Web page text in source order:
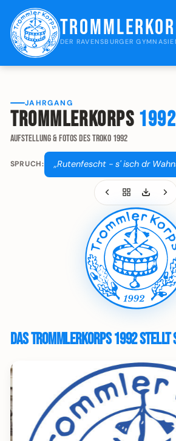
DER RAVENSBURGER
JAHRGANG
Trommlerkorps 1992
Aufstellung & Fotos des Troko 1992
SPRUCH: „Rutenfescht - s' isch dr
Das Trommlerkorps 1992 stellt